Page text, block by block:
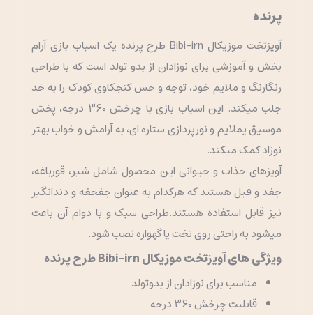
پرنده
آویزتخت موزیکال Bibi-irn طرح پرنده یک اسباب بازی آرام
بخش و آموزشی برای نوزادان از بدو تولد است که با طراحی
رنگارنگ و ملایم خود، توجه و حس کنجکاوی کودک را به خد
جلب میکند. این اسباب بازی با چرخش 360 درجه، پخش
موسیق یملایم و نورپردازی ستاره ای، به آرامش و خواب بهتر
نوزاد کمک میکند.
آویزهای جذاب و حیوانی این محصول شامل شیر، قورباغه،
جغد و فیل هستند که هرکدام به عنوان جغجغه و دندانگیر
نیز قابل استفاده هستند.طراحی سبک و با دوام آن باعث
میشود به راحتی روی تخت یا گهواره نصب شود.
ویژگی های آویزتخت موزیکال Bibi-irn طرح پرنده
مناسب برای نوزادان از بدوتولد
قابلیت چرخش 360 درجه